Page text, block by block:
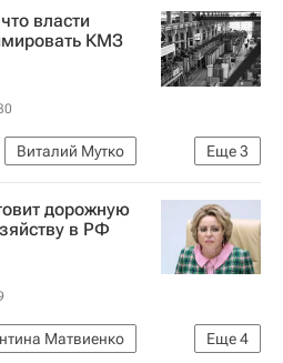
власти
КМЗ
Еще3
Виталий Мутко
РФ Завод
дорожную
в РФ
Еще4
Матвиенко